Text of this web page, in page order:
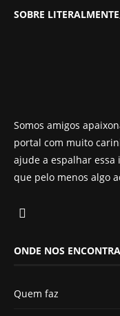
SOBRE
Somos amigos
portal com muito
ajude a espalhar essa
que pelo menos algo
ONDE NOS
Quem faz